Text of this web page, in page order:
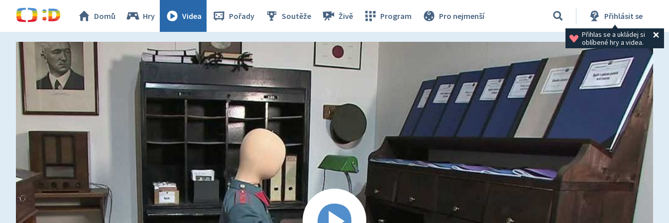
Domů Hry Videa Pořady Soutěže Živě Program Pro nejmenší Přihlásit se
Přihlas se a ukládej si
oblíbené hry a videa.